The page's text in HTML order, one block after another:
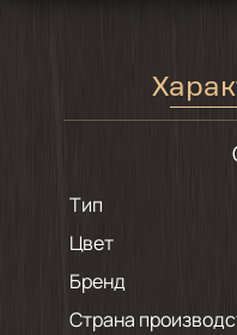
Тип
Цвет
Бренд
Страна